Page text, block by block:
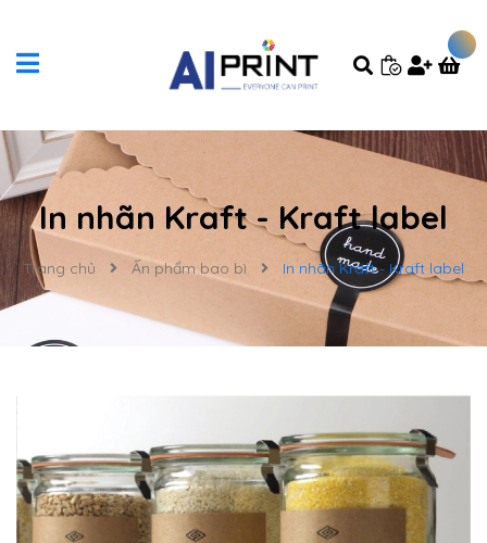
In nhãn Kraft - Kraft label
Trang chủ Ấn phẩm bao bì In nhãn Kraft - Kraft label